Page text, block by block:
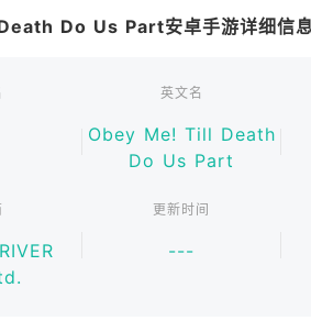
Do Us Part安卓手游详细信
英文名
Obey Me! Till Death
Do Us Part
更新时间
---